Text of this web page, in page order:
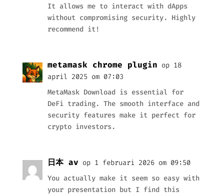
It allows me to interact with dApps
without compromising security. Highly
recommend it!
metamask chrome plugin op 18
april 2025 om 07:03
MetaMask Download is essential for
DeFi trading. The smooth interface and
security features make it perfect for
crypto investors.
日本 av op 1 februari 2026 om 09:50
You actually make it seem so easy with
your presentation but I find this